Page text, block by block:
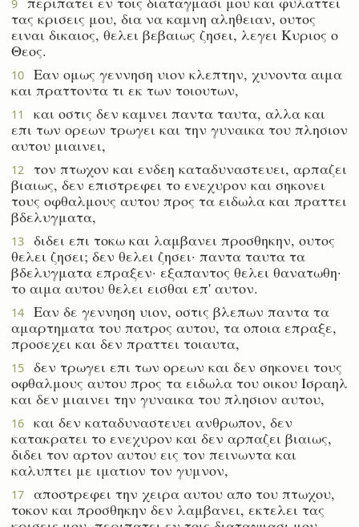
9
τας κρισεις μου, δια να καμνη αληθειαν, ουτος
ειναι δικαιος, θελει βεβαιως ζησει, λεγει Κυριος ο
Θεος.
10
Εαν ομως γεννηση υιον κλεπτην, χυνοντα αιμα
και πραττοντα τι εκ των τοιουτων,
11
και οστις δεν καμνει παντα ταυτα, αλλα και
επι των ορεων τρωγει και την γυναικα του πλησιον
αυτου μιαινει,
12
τον πτωχον και ενδεη καταδυναστευει, αρπαζει
βιαιως, δεν επιστρεφει το ενεχυρον και σηκονει
τους οφθαλμους αυτου προς τα ειδωλα και πραττει
βδελυγματα,
13
διδει επι τοκω και λαμβανει προσθηκην, ουτος
θελει ζησει; δεν θελει ζησει· παντα ταυτα τα
βδελυγματα επραξεν· εξαπαντος θελει θανατωθη·
το αιμα αυτου θελει εισθαι επ' αυτον.
14
Εαν δε γεννηση υιον, οστις βλεπων παντα τα
αμαρτηματα του πατρος αυτου, τα οποια επραξε,
προσεχει και δεν πραττει τοιαυτα,
15
δεν τρωγει επι των ορεων και δεν σηκονει τους
οφθαλμους αυτου προς τα ειδωλα του οικου Ισραηλ
και δεν μιαινει την γυναικα του πλησιον αυτου,
16
και δεν καταδυναστευει ανθρωπον, δεν
κατακρατει το ενεχυρον και δεν αρπαζει βιαιως,
διδει τον αρτον αυτου εις τον πεινωντα και
καλυπτει με ιματιον τον γυμνον,
17
αποστρεφει την χειρα αυτου απο του πτωχου,
τοκον και προσθηκην δεν λαμβανει, εκτελει τας